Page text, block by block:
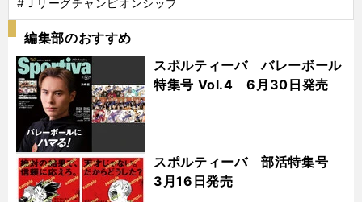
編集部のおすすめ
スポルティーバ バレーボール
特集号 Vol.4 6月30日発売
スポルティーバ 部活特集号
3月16日発売